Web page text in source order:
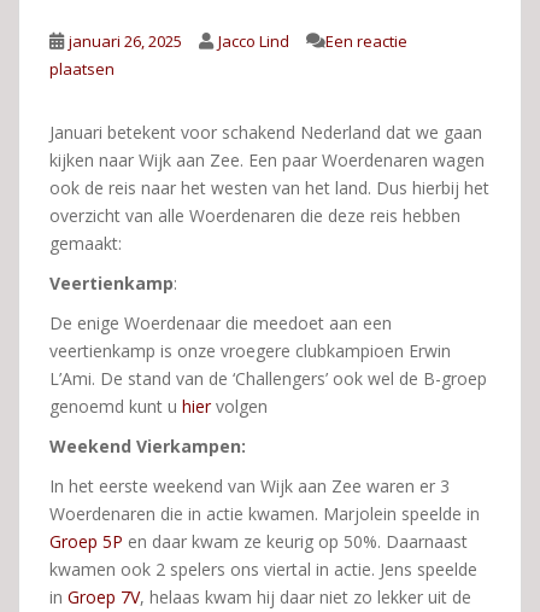
januari 26, 2025 Jacco Lind
Een reactie
plaatsen
Januari betekent voor schakend Nederland dat we gaan
kijken naar Wijk aan Zee. Een paar Woerdenaren wagen
ook de reis naar het westen van het land. Dus hierbij het
overzicht van alle Woerdenaren die deze reis hebben
gemaakt:
Veertienkamp:
De enige Woerdenaar die meedoet aan een
veertienkamp is onze vroegere clubkampioen Erwin
L’Ami. De stand van de ‘Challengers’ ook wel de B-groep
genoemd kunt u hiervolgen
Weekend Vierkampen:
In het eerste weekend van Wijk aan Zee waren er 3
Woerdenaren die in actie kwamen. Marjolein speelde in
Groep 5P en daar kwam ze keurig op 50%. Daarnaast
kwamen ook 2 spelers ons viertal in actie. Jens speelde
in Groep 7V, helaas kwam hij daar niet zo lekker uit de